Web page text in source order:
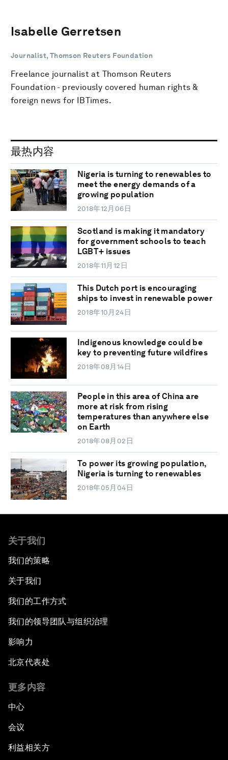
Isabelle Gerretsen
Journalist, Thomson Reuters Foundation
Freelance journalist at Thomson Reuters
Foundation - previously covered human rights &
foreign news for IBTimes.
最热内容
Nigeria is turning to renewables to
meet the energy demands of a
growing population
2018年12月06日
Scotland is making it mandatory
for government schools to teach
LGBT+ issues
2018年11月12日
This Dutch port is encouraging
ships to invest in renewable power
2018年10月24日
Indigenous knowledge could be
key to preventing future wildfires
2018年08月14日
People in this area of China are
more at risk from rising
temperatures than anywhere else
on Earth
2018年08月02日
To power its growing population,
Nigeria is turning to renewables
2018年05月04日
关于我们
我们的策略
关于我们
我们的工作方式
我们的领导团队与组织治理
影响力
北京代表处
更多内容
中心
会议
利益相关方